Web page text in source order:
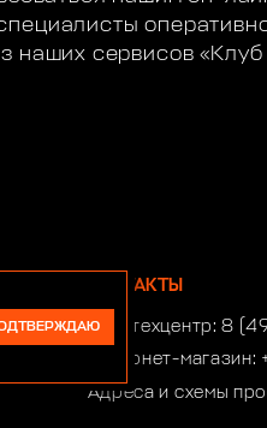
наших сервисов «Клуб
КОНТАКТЫ
Автотехцентр:8
Интернет-магазин:
Адреса и схемы